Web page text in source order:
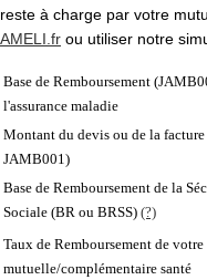
reste à charge par votre
AMELI.fr ou utiliser notre
Base de Remboursement
l'assurance maladie
Montant du devis ou de la facture
JAMB001)
Base de Remboursement de la
Sociale (BR ou BRSS) (?)
Taux de Remboursement de votre
mutuelle/complémentaire santé